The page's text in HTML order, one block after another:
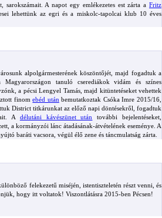
A napot egy emlékezetes est zárta a Fritz
lehettünk az egri és a miskolc-tapolcai klub 10 éves
alpolgármesterének köszöntőjét, majd fogadtuk a
tanuló cserediákok vidám és színes
a pécsi Lengyel Tamás, majd kitüntetéseket vehettek
finomebéd után bemutatkoztak Csóka Imre 2015/16,
District titkárunkat az előző napi döntésekről, fogadtuk
A délutáni kávészünet után
további bejelentéseket,
a kormányzói lánc átadásának-átvételének eseménye. A
baráti vacsora, végül élő zene és táncmulatság zárta.
felekezetű miséjén, istentiszteletén részt venni, és
hogy itt voltatok! Viszontlátásra 2015-ben Pécsen!